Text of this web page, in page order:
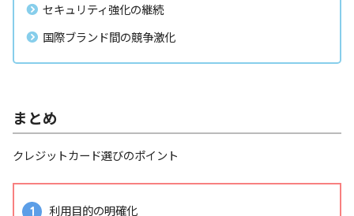
セキュリティ強化の継続
国際ブランド間の競争激化
まとめ
クレジットカード選びのポイント
利用目的の明確化